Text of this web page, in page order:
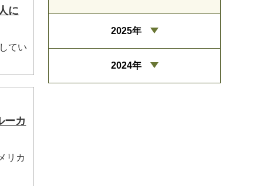
に
てい
ーカ
リカ
2025年
2024年